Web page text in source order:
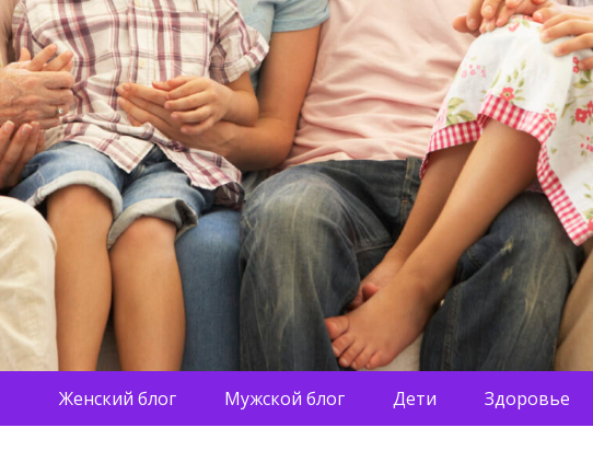
Женский блог Мужской блог Дети Здоровье